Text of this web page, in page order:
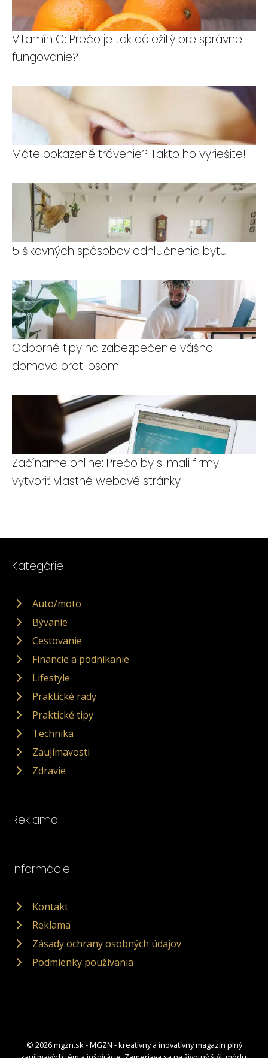
Vitamín C: Prečo je tak dôležitý pre správne
fungovanie?
Máte pokazené trávenie? Takto ho vyriešite!
5 šikovných spôsobov odhlučnenia bytu
Odborné tipy na zabezpečenie vášho
domova proti psom
Začíname online: Prečo by si mali firmy
vytvoriť vlastné webové stránky
Kategórie
Auto/moto
Bývanie
Cestovanie
Financie a podnikanie
Lifestyle
Praktické rady
Praktické tipy
Technika
Zaujímavosti
Zdravie
Reklama
Informácie
Kontakt
Reklama
Zásady ochrany osobných údajov
Podmienky používania
© 2026 mgzn.sk - MGZN - kreatívny a inovatívny magazín plný